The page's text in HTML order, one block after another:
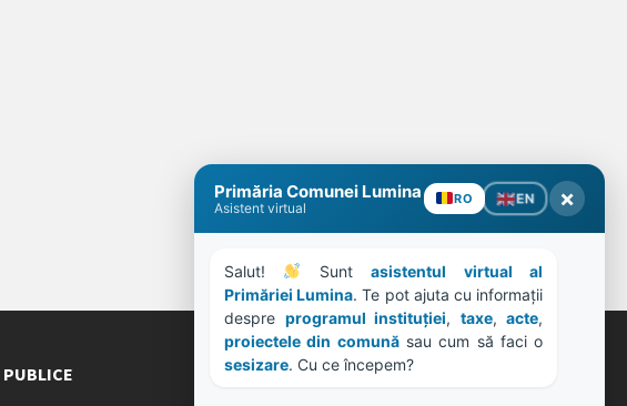
ORE DE LUCRU
Primăria Comunei Lumina
Asistent virtual
RO EN ×
Salut! Sunt asistentul virtual al
Primăriei Lumina. Te pot ajuta cu informații
despre programul instituției, taxe, acte
proiectele din comună
sesizare. Cu ce începem?